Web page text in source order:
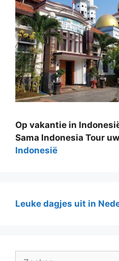
Op vakantie in
Sama Indonesia Tour uw
Indonesië
Leuke dagjes uit in